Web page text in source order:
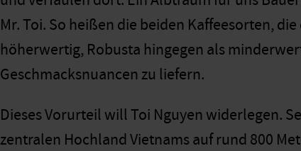
Mr. Toi. So heißen die beiden Kaffeesorten,
höherwertig, Robusta hingegen als
Geschmacksnuancen zu liefern.
Dieses Vorurteil will Toi Nguyen widerlegen.
zentralen Hochland Vietnams auf rund 800